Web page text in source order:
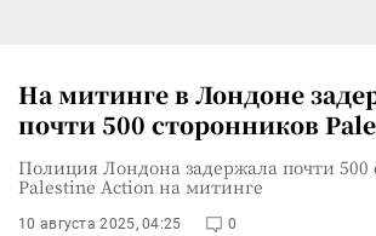
На митинге в Лондоне
почти 500 сторонников
Полиция Лондона задержала почти 500
Palestine Action на митинге
10 августа 2025, 04:25 0